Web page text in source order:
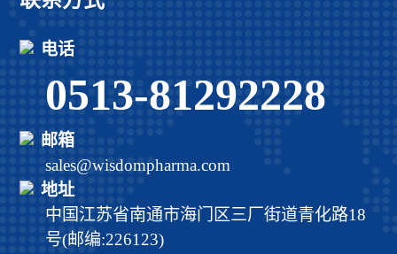
电话
0513-81292228
邮箱
sales@wisdompharma.com
地址
中国江苏省南通市海门区三厂街道青化路18
号(邮编:226123)